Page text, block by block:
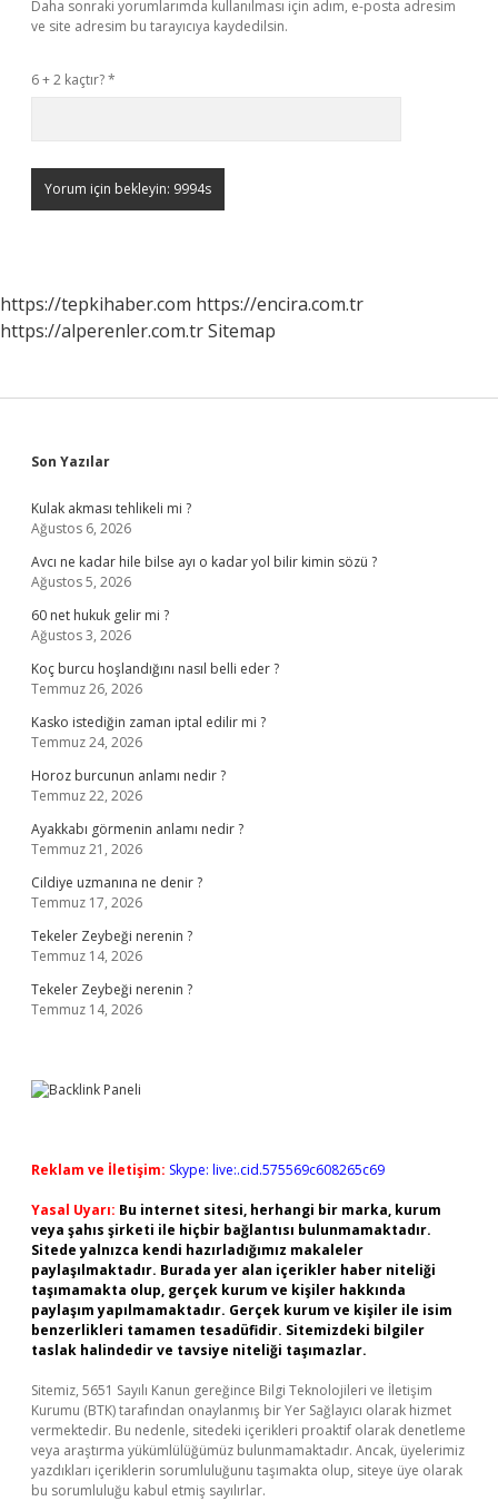
Daha sonraki yorumlarımda kullanılması için adım, e-posta adresim
ve site adresim bu tarayıcıya kaydedilsin.
6 + 2 kaçtır?*
https://tepkihaber.com https://encira.com.tr
https://alperenler.com.trSitemap
Sidebar
Son Yazılar
Kulak akması tehlikeli mi ?
Ağustos 6, 2026
Avcı ne kadar hile bilse ayı o kadar yol bilir kimin sözü ?
Ağustos 5, 2026
60 net hukuk gelir mi ?
Ağustos 3, 2026
Koç burcu hoşlandığını nasıl belli eder ?
Temmuz 26, 2026
Kasko istediğin zaman iptal edilir mi ?
Temmuz 24, 2026
Horoz burcunun anlamı nedir ?
Temmuz 22, 2026
Ayakkabı görmenin anlamı nedir ?
Temmuz 21, 2026
Cildiye uzmanına ne denir ?
Temmuz 17, 2026
Tekeler Zeybeği nerenin ?
Temmuz 14, 2026
Tekeler Zeybeği nerenin ?
Temmuz 14, 2026
Reklam ve İletişim: Skype: live:.cid.575569c608265c69
Yasal Uyarı: Bu internet sitesi, herhangi bir marka, kurum
veya şahıs şirketi ile hiçbir bağlantısı bulunmamaktadır.
Sitede yalnızca kendi hazırladığımız makaleler
paylaşılmaktadır. Burada yer alan içerikler haber niteliği
taşımamakta olup, gerçek kurum ve kişiler hakkında
paylaşım yapılmamaktadır. Gerçek kurum ve kişiler ile isim
benzerlikleri tamamen tesadüfidir. Sitemizdeki bilgiler
taslak halindedir ve tavsiye niteliği taşımazlar.
Sitemiz, 5651 Sayılı Kanun gereğince Bilgi Teknolojileri ve İletişim
Kurumu (BTK) tarafından onaylanmış bir Yer Sağlayıcı olarak hizmet
vermektedir. Bu nedenle, sitedeki içerikleri proaktif olarak denetleme
veya araştırma yükümlülüğümüz bulunmamaktadır. Ancak, üyelerimiz
yazdıkları içeriklerin sorumluluğunu taşımakta olup, siteye üye olarak
bu sorumluluğu kabul etmiş sayılırlar.